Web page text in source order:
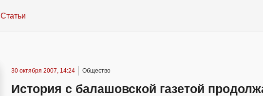
Статьи
30 октября 2007, 14:24 Общество
История с балашовской газетой